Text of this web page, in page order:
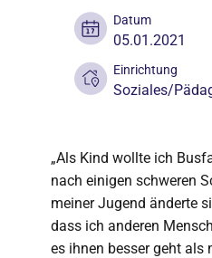
Datum
05.01.2021
Einrichtung
Soziales/
„Als Kind wollte ich
nach einigen schweren
meiner Jugend änderte
dass ich anderen
es ihnen besser geht als